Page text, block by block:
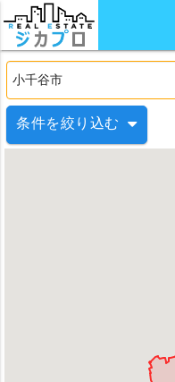
条件を絞り込む